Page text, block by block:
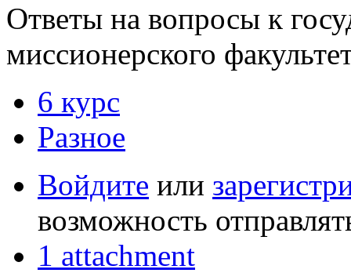
Ответы на вопросы к
миссионерского
6 курс
Разное
Войдите или
возможность
1 attachment